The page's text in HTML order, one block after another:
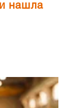
нашла